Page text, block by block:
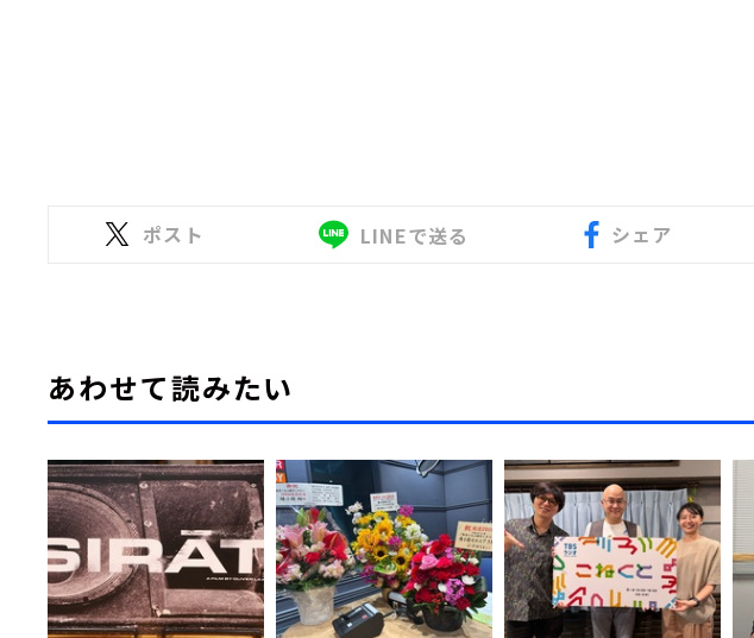
ポスト LINEで送る シェア
あわせて読みたい